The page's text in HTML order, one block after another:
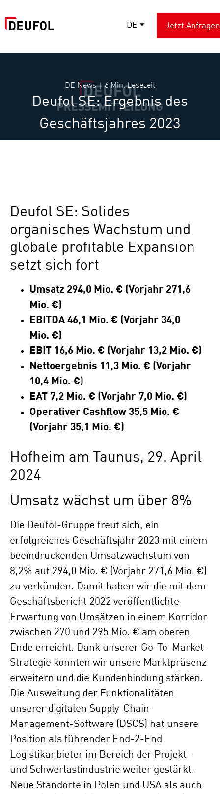
Jetzt Anfragen
DE
DE News 6 Min. Lesezeit
Deufol SE: Ergebnis des
Geschäftsjahres 2023
Deufol SE: Solides
organisches Wachstum und
globale profitable Expansion
setzt sich fort
Umsatz 294,0 Mio. € (Vorjahr 271,6
Mio. €)
EBITDA 46,1 Mio. € (Vorjahr 34,0
Mio. €)
EBIT 16,6 Mio. € (Vorjahr 13,2 Mio. €)
Nettoergebnis 11,3 Mio. € (Vorjahr
10,4 Mio. €)
EAT 7,2 Mio. € (Vorjahr 7,0 Mio. €)
Operativer Cashflow 35,5 Mio. €
(Vorjahr 35,1 Mio. €)
Hofheim am Taunus, 29. April
2024
Umsatz wächst um über 8%
Die Deufol-Gruppe freut sich, ein
erfolgreiches Geschäftsjahr 2023 mit einem
beeindruckenden Umsatzwachstum von
8,2% auf 294,0 Mio. € (Vorjahr 271,6 Mio. €)
zu verkünden. Damit haben wir die mit dem
Geschäftsbericht 2022 veröffentlichte
Erwartung von Umsätzen in einem Korridor
zwischen 270 und 295 Mio. € am oberen
Ende erreicht. Dank unserer Go-To-Market-
Strategie konnten wir unsere Marktpräsenz
erweitern und die Kundenbindung stärken.
Die Ausweitung der Funktionalitäten
unserer digitalen Supply-Chain-
Management-Software (DSCS) hat unsere
Position als führender End-2-End
Logistikanbieter im Bereich der Projekt-
und Schwerlastindustrie weiter gestärkt.
Neue Standorte in Polen und USA als auch